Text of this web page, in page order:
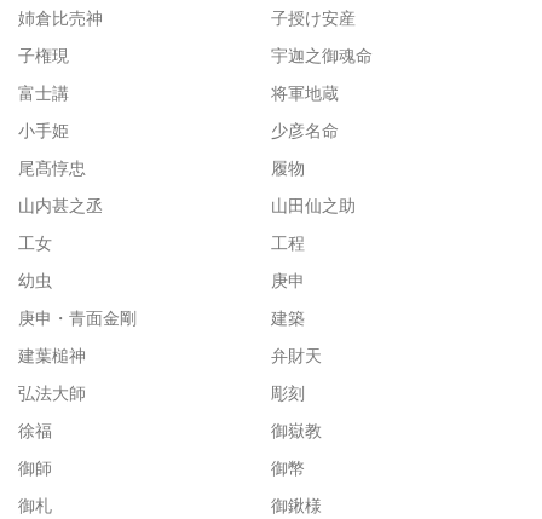
姉倉比売神
子授け安産
子権現
宇迦之御魂命
富士講
将軍地蔵
小手姫
少彦名命
尾髙惇忠
履物
山内甚之丞
山田仙之助
工女
工程
幼虫
庚申
庚申・青面金剛
建築
建葉槌神
弁財天
弘法大師
彫刻
徐福
御嶽教
御師
御幣
御札
御鍬様